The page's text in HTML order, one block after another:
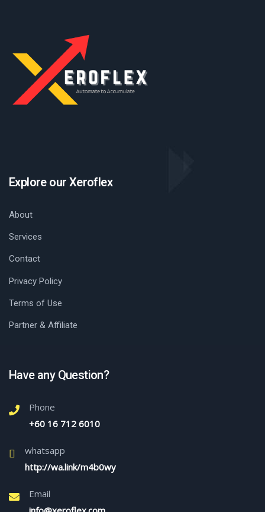
Explore our Xeroflex
About
Services
Contact
Privacy Policy
Terms of Use
Partner & Affiliate
Have any Question?
Phone
+60 16 712 6010
whatsapp
http://wa.link/m4b0wy
Email